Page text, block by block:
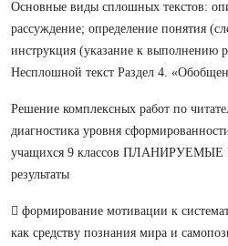
Основные виды сплошных текстов:
рассуждение; определение понятия
инструкция (указание к выполнению
Несплошной текст Раздел 4.
Решение комплексных работ по
диагностика уровня
учащихся 9 классов
результаты
 формирование мотивации к
как средству познания мира и